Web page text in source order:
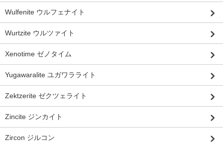
Wulfenite ウルフェナイト
Wurtzite ウルツァイト
Xenotime ゼノタイム
Yugawaralite ユガワラライト
Zektzerite ゼクツェライト
Zincite ジンカイト
Zircon ジルコン